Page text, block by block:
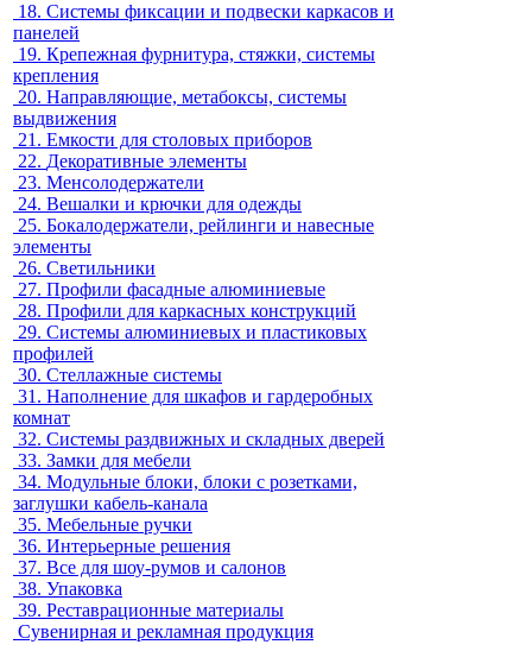
18. Системы фиксации и подвески каркасов и
панелей
19. Крепежная фурнитура, стяжки, системы
крепления
20. Направляющие, метабоксы, системы
выдвижения
21. Емкости для столовых приборов
22. Декоративные элементы
23. Менсолодержатели
24. Вешалки и крючки для одежды
25. Бокалодержатели, рейлинги и навесные
элементы
26. Светильники
27. Профили фасадные алюминиевые
28. Профили для каркасных конструкций
29. Системы алюминиевых и пластиковых
профилей
30. Стеллажные системы
31. Наполнение для шкафов и гардеробных
комнат
32. Системы раздвижных и складных дверей
33. Замки для мебели
34. Модульные блоки, блоки с розетками,
заглушки кабель-канала
35. Мебельные ручки
36. Интерьерные решения
37. Все для шоу-румов и салонов
38. Упаковка
39. Реставрационные материалы
Сувенирная и рекламная продукция